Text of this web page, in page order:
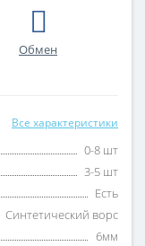
Обмен
Все характеристики
0-8 шт
3-5 шт
Есть
Синтетический ворс
6мм